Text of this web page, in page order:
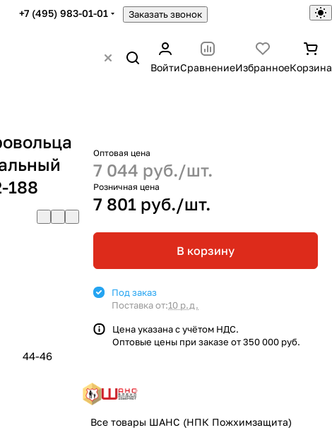
+7 (495) 983-01-01 Заказать звонок
ВойтиСравнениеИзбранноеКорзина
188
44-46
Оптовая цена
7 044 руб./шт.
Розничная цена
7 801 руб./шт.
В корзину
Под заказ
Поставка от:10 р.д.
Цена указана с учётом НДС.
Оптовые цены при заказе от 350 000 руб.
Все товары ШАНС (НПК Пожхимзащита)